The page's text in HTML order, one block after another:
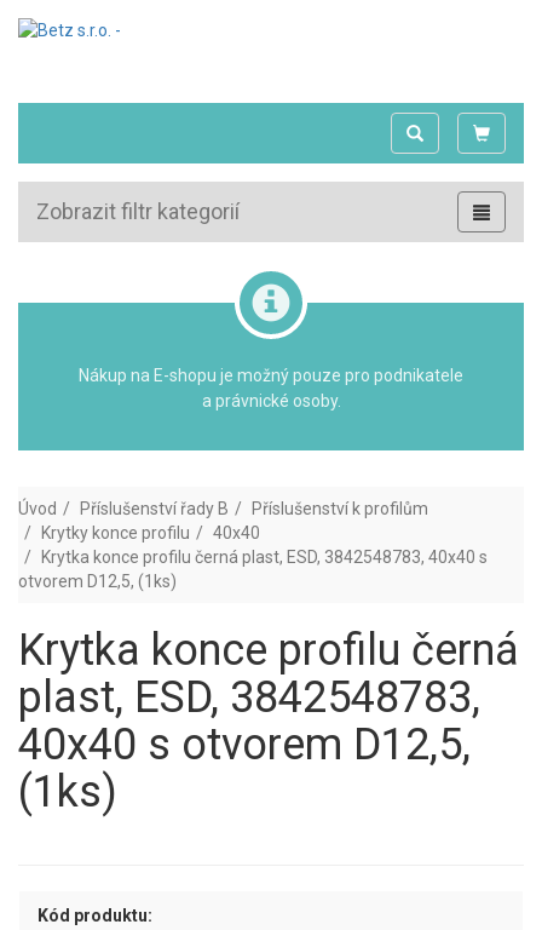
Zobrazit filtr kategorií
Nákup na E-shopu je možný pouze pro podnikatele
a právnické osoby.
Úvod Příslušenství řady B
Příslušenství k profilům
Krytky konce profilu
40x40
Krytka konce profilu černá plast, ESD, 3842548783, 40x40 s
otvorem D12,5, (1ks)
Krytka konce profilu černá
plast, ESD, 3842548783,
40x40 s otvorem D12,5,
(1ks)
Kód produktu: